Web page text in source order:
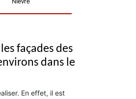
Nièvre
façades des
dans le
En effet, il est